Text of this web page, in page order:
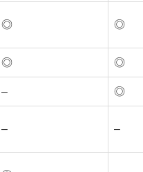
◎ ◎
◎ ◎
– ◎
– –